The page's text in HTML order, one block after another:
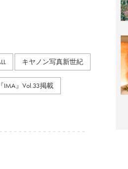
キヤノン写真新世紀
IMA』Vol.33掲載